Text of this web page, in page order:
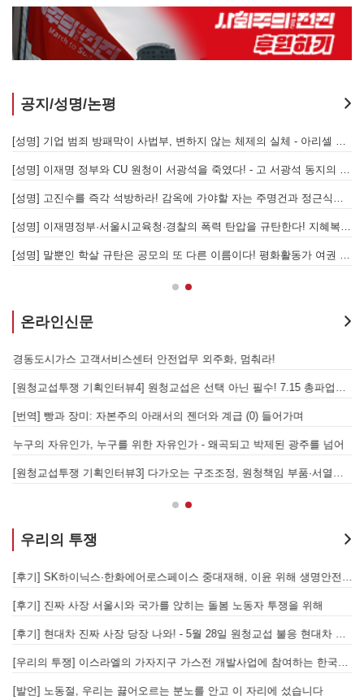
공지/성명/논평
온라인신문
경동도시가스 고객서비스센터 안전업무 외주화, 멈춰라!
[번역] 빵과 장미: 자본주의 아래서의 젠더와 계급 (0) 들어가며
누구의 자유인가, 누구를 위한 자유인가 - 왜곡되고 박제된 광주를 넘어
우리의 투쟁
[후기] 진짜 사장 서울시와 국가를 앉히는 돌봄 노동자 투쟁을 위해
[발언] 노동절, 우리는 끓어오르는 분노를 안고 이 자리에 섰습니다